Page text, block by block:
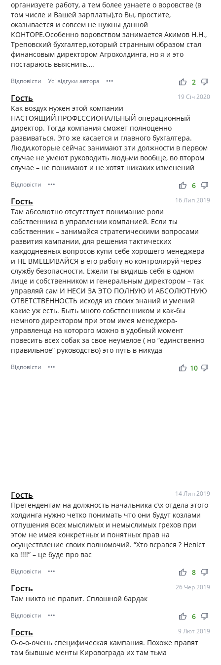
организуете работу, а тем более узнаете о воровстве (в
том числе и Вашей зарплаты),то Вы, простите,
оказывается и совсем не нужны данной
КОНТОРЕ.Особенно воровством занимается Акимов Н.Н.,
Треповский бухгалтер,который странным образом стал
финансовым директором Агрохолдинга, но я и это
постараюсь выяснить….
Відповісти Усі відгуки автора ••• thumb_up thumb_down
2
Гость 19 Січ 2020
Как воздух нужен этой компании
НАСТОЯЩИЙ,ПРОФЕССИОНАЛЬНЫЙ операционный
директор. Тогда компания сможет полноценно
развиваться. Это же касается и главного бухгалтера.
Люди,которые сейчас занимают эти должности в первом
случае не умеют руководить людьми вообще, во втором
случае – не понимают и не хотят никаких изменений
Відповісти ••• thumb_up thumb_down
6
Гость 16 Лип 2019
Там абсолютно отсутствует понимание роли
собственника в управлении компанией. Если ты
собственник – занимайся стратегическими вопросами
развития кампании, для решения тактических
каждодневных вопросов купи себе хорошего менеджера
и НЕ ВМЕШИВАЙСЯ в его работу но контролируй через
службу безопасности. Ежели ты видишь себя в одном
лице и собственником и генеральным директором – так
управляй сам И НЕСИ ЗА ЭТО ПОЛНУЮ И АБСОЛЮТНУЮ
ОТВЕТСТВЕННОСТЬ исходя из своих знаний и умений
какие уж есть. Быть много собственником и как-бы
немного директором при этом имея менеджера-
управленца на которого можно в удобный момент
повесить всех собак за свое неумелое ( но “единственно
правильное” руководство) это путь в никуда
Відповісти ••• thumb_up thumb_down
10
Гость 14 Лип 2019
Претендентам на должность начальника с\х отдела этого
холдинга нужно четко понимать что они будут козлами
отпушения всех мыслимых и немыслимых грехов при
этом не имея конкретных и понятных прав на
осуществление своих полномочий. “Хто всрався ? Невіст
ка !!!!” – це буде про вас
Відповісти ••• thumb_up thumb_down
8
Гость 26 Чер 2019
Там никто не правит. Сплошной бардак
Відповісти ••• thumb_up thumb_down
6
Гость 9 Лют 2019
О-о-о-очень специфическая кампания. Похоже правят
там бывшые менты Кировограда их там тьма